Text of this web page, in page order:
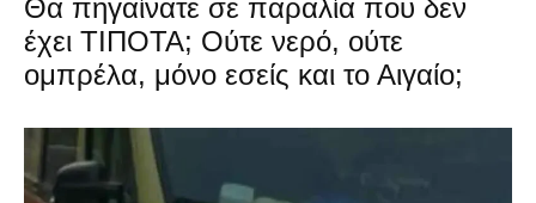
Θα πηγαίνατε σε παραλία που δεν
έχει ΤΙΠΟΤΑ; Ούτε νερό, ούτε
ομπρέλα, μόνο εσείς και το Αιγαίο;